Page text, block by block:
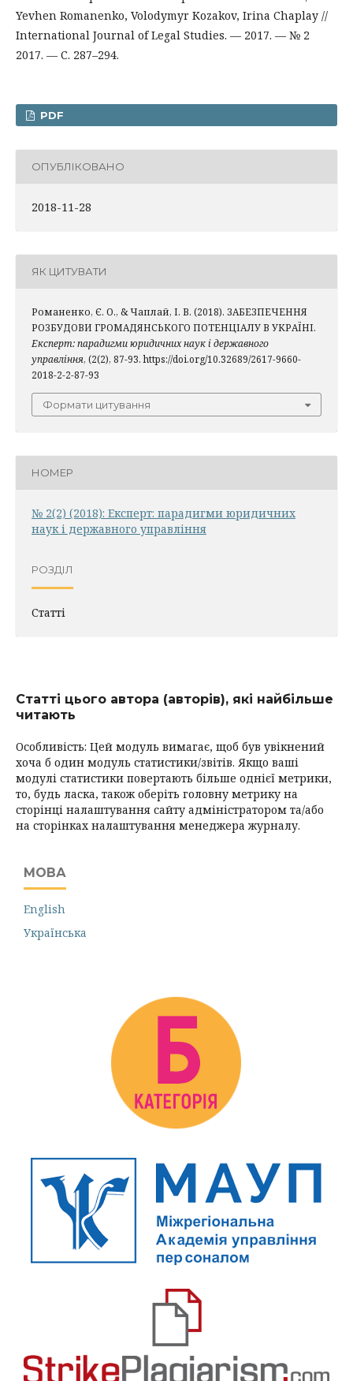
Yevhen Romanenko, Volodymyr Коzakov, Irina Chaplay //
International Journal of Legal Studies. — 2017. — № 2
2017. — С. 287–294.
PDF
ОПУБЛІКОВАНО
2018-11-28
ЯК ЦИТУВАТИ
Романенко, Є. О., & Чаплай, І. В. (2018). ЗАБЕЗПЕЧЕННЯ
РОЗБУДОВИ ГРОМАДЯНСЬКОГО ПОТЕНЦІАЛУ В УКРАЇНІ.
Експерт: парадигми юридичних наук і державного
управління, (2(2), 87-93. https://doi.org/10.32689/2617-9660-
2018-2-2-87-93
Формати цитування
НОМЕР
№ 2(2) (2018): Експерт: парадигми юридичних
наук і державного управління
РОЗДІЛ
Статті
Статті цього автора (авторів), які найбільше
читають
Особливість: Цей модуль вимагає, щоб був увікнений
хоча б один модуль статистики/звітів. Якщо ваші
модулі статистики повертають більше однієї метрики,
то, будь ласка, також оберіть головну метрику на
сторінці налаштування сайту адміністратором та/або
на сторінках налаштування менеджера журналу.
МОВА
English
Українська